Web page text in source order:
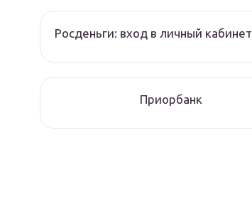
Росденьги: вход в личный кабинет
Приорбанк